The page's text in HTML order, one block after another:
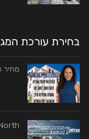
בחירת עורכת
מחיר